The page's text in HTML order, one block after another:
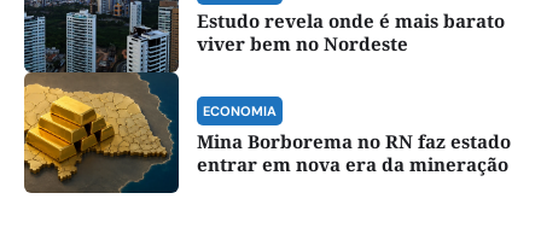
Estudo revela onde é mais barato
viver bem no Nordeste
ECONOMIA
Mina Borborema no RN faz estado
entrar em nova era da mineração